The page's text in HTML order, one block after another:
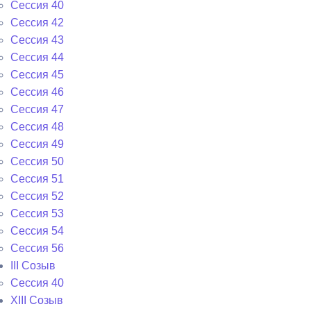
Сессия 40
Сессия 42
Сессия 43
Сессия 44
Сессия 45
Сессия 46
Сессия 47
Сессия 48
Сессия 49
Сессия 50
Сессия 51
Сессия 52
Сессия 53
Сессия 54
Сессия 56
III Созыв
Сессия 40
XIII Созыв